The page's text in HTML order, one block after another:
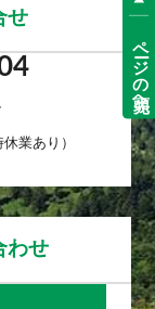
せ
業あり）
わせ
ページの先頭へ